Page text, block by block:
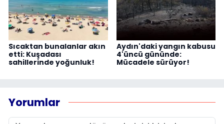
Sıcaktan bunalanlar akın
etti: Kuşadası
sahillerinde yoğunluk!
Aydın'daki yangın kabusu
4'üncü gününde:
Mücadele sürüyor!
Yorumlar